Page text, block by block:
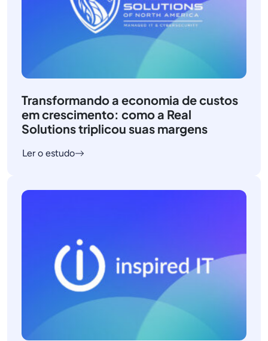
Transformando a economia de custos
em crescimento: como a Real
Solutions triplicou suas margens
Ler o estudo